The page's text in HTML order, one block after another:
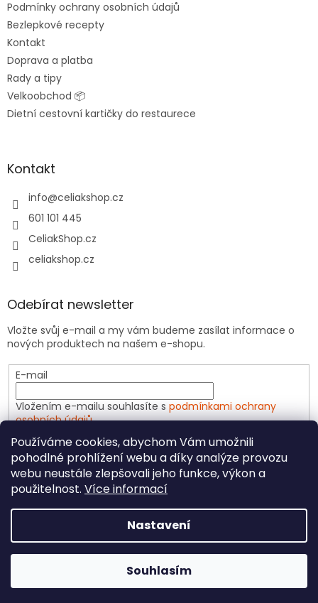
Používáme cookies, abychom Vám umožnili
pohodlné prohlížení webu a díky analýze provozu
webu neustále zlepšovali jeho funkce, výkon a
použitelnost. Více informací
Nastavení
Souhlasím
Podmínky ochrany osobních údajů
Bezlepkové recepty
Kontakt
Doprava a platba
Rady a tipy
Velkoobchod 📦
Dietní cestovní kartičky do restaurece
Kontakt
info@celiakshop.cz
601 101 445
CeliakShop.cz
celiakshop.cz
Odebírat newsletter
Vložte svůj e-mail a my vám budeme zasílat informace o
nových produktech na našem e-shopu.
E-mail
Vložením e-mailu souhlasíte s podmínkami ochrany
osobních údajů
PŘIHLÁSIT SE
Copyright 2026CeliakShop.cz. Všechna práva
vyhrazena.